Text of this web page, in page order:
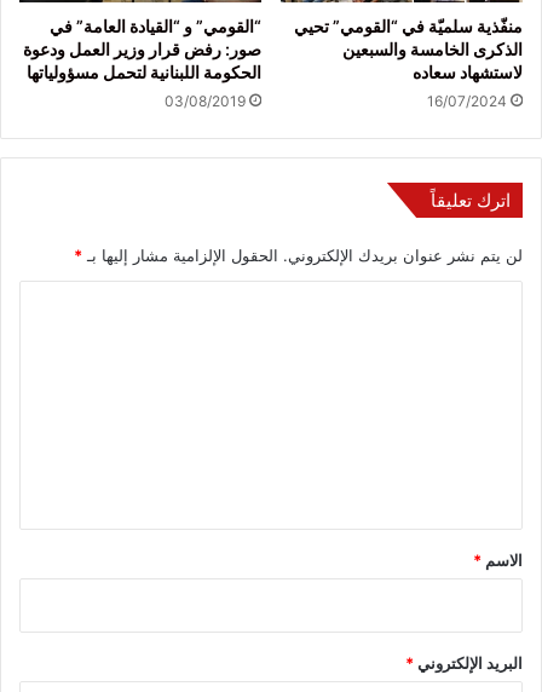
منفّذية سلميّة في “القومي” تحيي
الذكرى الخامسة والسبعين
لاستشهاد سعاده
16/07/2024
“القومي” و “القيادة العامة” في
صور: رفض قرار وزير العمل ودعوة
الحكومة اللبنانية لتحمل مسؤولياتها
03/08/2019
اترك تعليقاً
لن يتم نشر عنوان بريدك الإلكتروني. الحقول الإلزامية مشار إليها بـ *
*
الاسم *
البريد الإلكتروني*